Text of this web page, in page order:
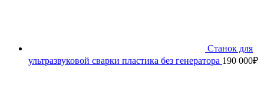
Станок для
ультразвуковой сварки пластика без генератора 190 000₽